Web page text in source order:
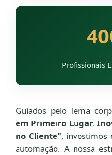
Profissionais
Guiados pelo lema
em Primeiro Lugar,
no Cliente", investimos
automação. A nossa